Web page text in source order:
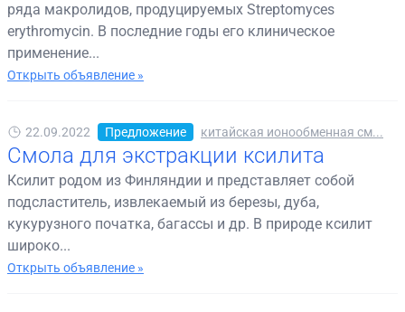
ряда макролидов, продуцируемых Streptomyces
erythromycin. В последние годы его клиническое
применение...
Открыть объявление »
22.09.2022 Предложение китайская ионообменная см...
Смола для экстракции ксилита
Ксилит родом из Финляндии и представляет собой
подсластитель, извлекаемый из березы, дуба,
кукурузного початка, багассы и др. В природе ксилит
широко...
Открыть объявление »